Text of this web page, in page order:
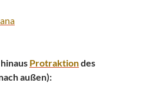
Protraktiondes
außen):